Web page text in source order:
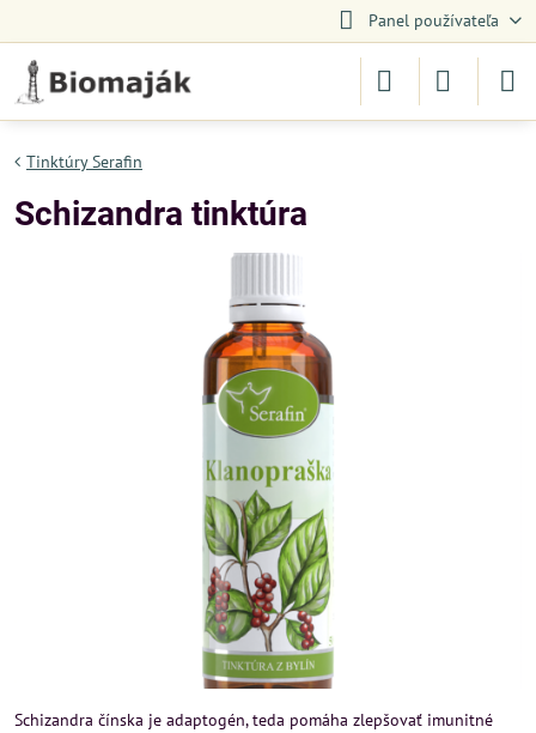
Panel používateľa
Tinktúry Serafin
Schizandra tinktúra
Schizandra čínska je adaptogén, teda pomáha zlepšovať imunitné